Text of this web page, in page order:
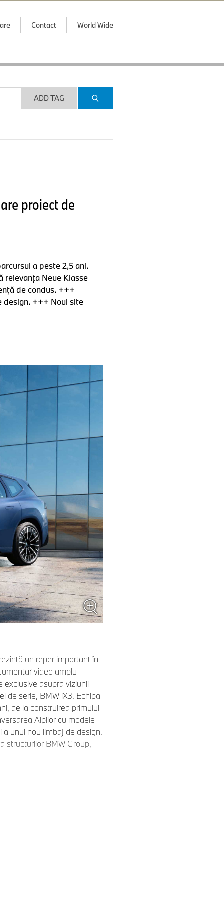
Contact World Wide
ADD TAG
proiect de
a peste 2,5 ani.
relevanţa Neue Klasse
de condus. +++
design. +++ Noul site
un reper important în
video amplu
exclusive asupra viziunii
de serie, BMW iX3. Echipa
de la construirea primului
Alpilor cu modele
unui nou limbaj de design.
structurilor BMW Group,